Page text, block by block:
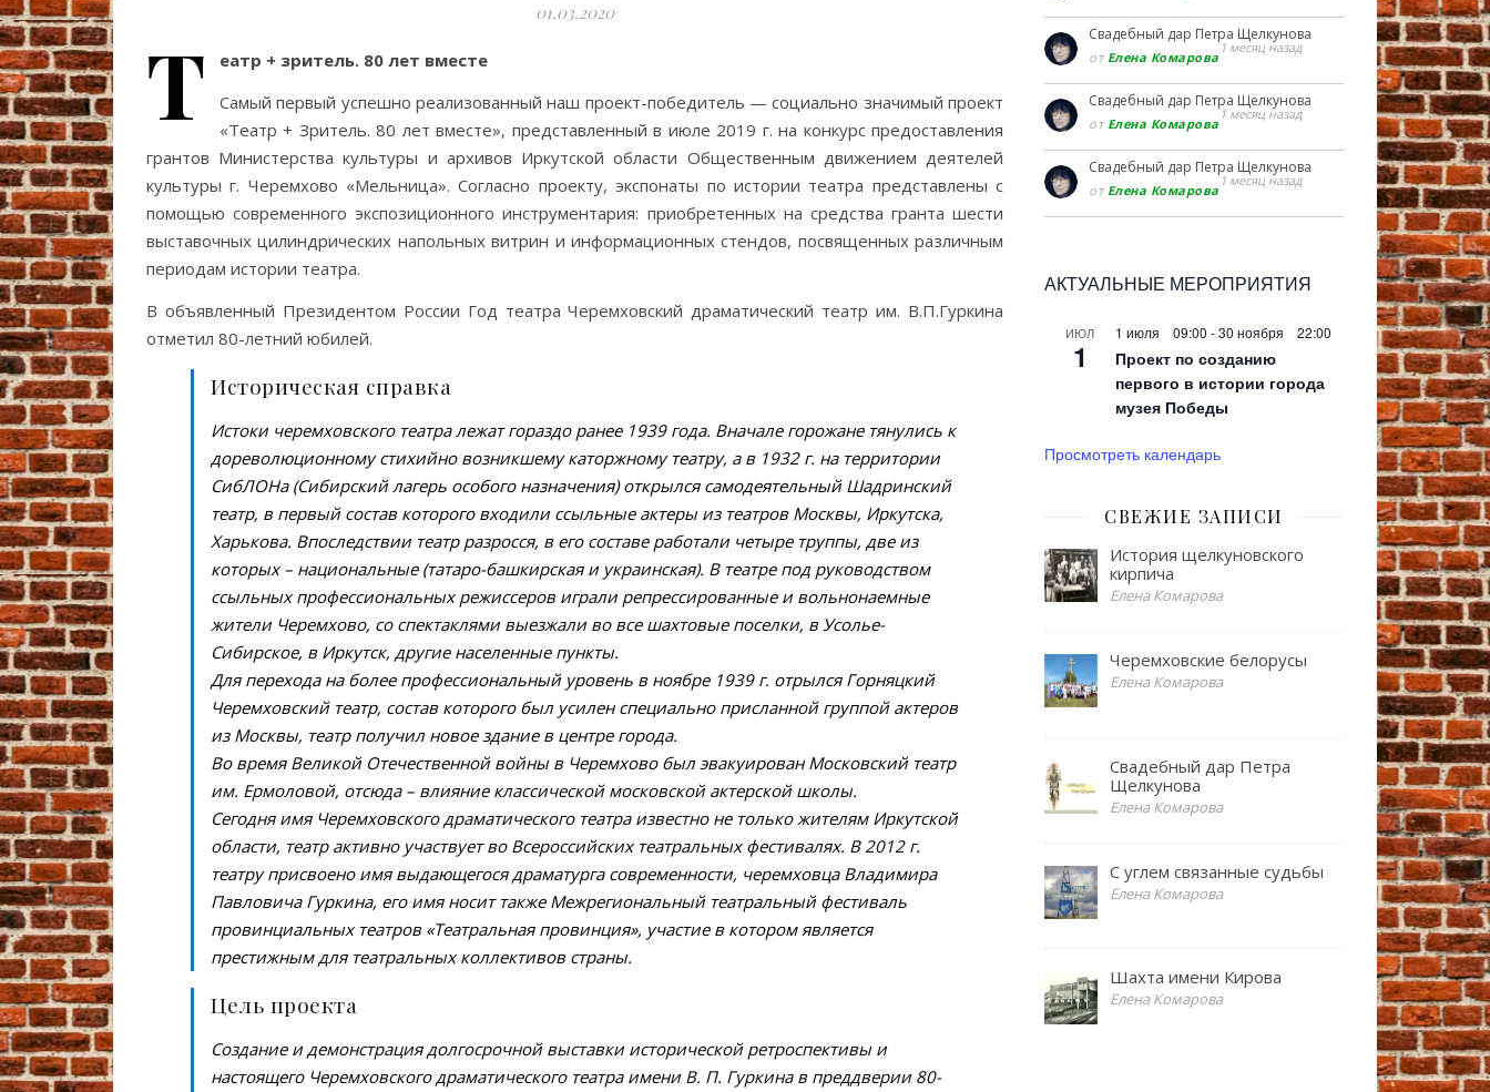
01.03.2020
Т
еатр + зритель. 80 лет вместе
Самый первый успешно реализованный наш проект-победитель — социально значимый проект
«Театр + Зритель. 80 лет вместе», представленный в июле 2019 г. на конкурс предоставления
грантов Министерства культуры и архивов Иркутской области Общественным движением деятелей
культуры г. Черемхово «Мельница». Согласно проекту, экспонаты по истории театра представлены с
помощью современного экспозиционного инструментария: приобретенных на средства гранта шести
выставочных цилиндрических напольных витрин и информационных стендов, посвященных различным
периодам истории театра.
В объявленный Президентом России Год театра Черемховский драматический театр им. В.П.Гуркина
отметил 80-летний юбилей.
Историческая справка
Истоки черемховского театра лежат гораздо ранее 1939 года. Вначале горожане тянулись к
дореволюционному стихийно возникшему каторжному театру, а в 1932 г. на территории
СибЛОНа (Сибирский лагерь особого назначения) открылся самодеятельный Шадринский
театр, в первый состав которого входили ссыльные актеры из театров Москвы, Иркутска,
Харькова. Впоследствии театр разросся, в его составе работали четыре труппы, две из
которых – национальные (татаро-башкирская и украинская). В театре под руководством
ссыльных профессиональных режиссеров играли репрессированные и вольнонаемные
жители Черемхово, со спектаклями выезжали во все шахтовые поселки, в Усолье-
Сибирское, в Иркутск, другие населенные пункты.
Для перехода на более профессиональный уровень в ноябре 1939 г. отрылся Горняцкий
Черемховский театр, состав которого был усилен специально присланной группой актеров
из Москвы, театр получил новое здание в центре города.
Во время Великой Отечественной войны в Черемхово был эвакуирован Московский театр
им. Ермоловой, отсюда – влияние классической московской актерской школы.
Сегодня имя Черемховского драматического театра известно не только жителям Иркутской
области, театр активно участвует во Всероссийских театральных фестивалях. В 2012 г.
театру присвоено имя выдающегося драматурга современности, черемховца Владимира
Павловича Гуркина, его имя носит также Межрегиональный театральный фестиваль
провинциальных театров «Театральная провинция», участие в котором является
престижным для театральных коллективов страны.
Цель проекта
Создание и демонстрация долгосрочной выставки исторической ретроспективы и
настоящего Черемховского драматического театра имени В. П. Гуркина в преддверии 80-
Свадебный дар Петра Щелкунова
от Елена Комарова
1 месяц назад
Свадебный дар Петра Щелкунова
от Елена Комарова
1 месяц назад
Свадебный дар Петра Щелкунова
от Елена Комарова
1 месяц назад
АКТУАЛЬНЫЕ МЕРОПРИЯТИЯ
ИЮЛ
1
1 июля 09:00 -30 ноября 22:00
Проект по созданию
первого в истории города
музея Победы
Просмотреть календарь
СВЕЖИЕ ЗАПИСИ
История щелкуновского
кирпича
Елена Комарова
Черемховские белорусы
Елена Комарова
Свадебный дар Петра
Щелкунова
Елена Комарова
С углем связанные судьбы
Елена Комарова
Шахта имени Кирова
Елена Комарова